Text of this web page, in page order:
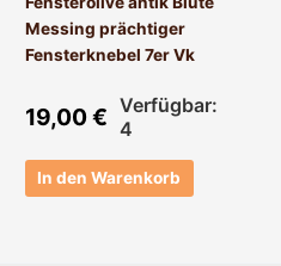
Messing prächtiger
Fensterknebel 7er Vk
19,00€ Verfügbar:
4
In den Warenkorb